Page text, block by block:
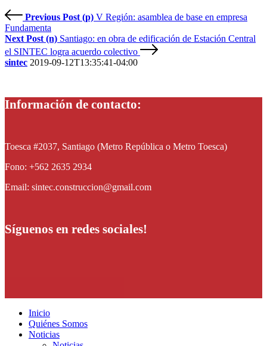
Previous Post (p) V Región: asamblea de base en empresa
Fundamenta
Next Post (n) Santiago: en obra de edificación de Estación Central
el SINTEC logra acuerdo colectivo
sintec 2019-09-12T13:35:41-04:00
Información de contacto:
Toesca #2037, Santiago (Metro República o Metro Toesca)
Fono: +562 2635 2934
Email: sintec.construccion@gmail.com
Síguenos en redes sociales!
Inicio
Quiénes Somos
Noticias